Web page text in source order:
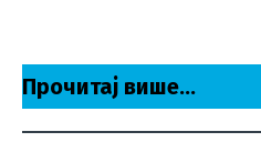
Прочитај више…